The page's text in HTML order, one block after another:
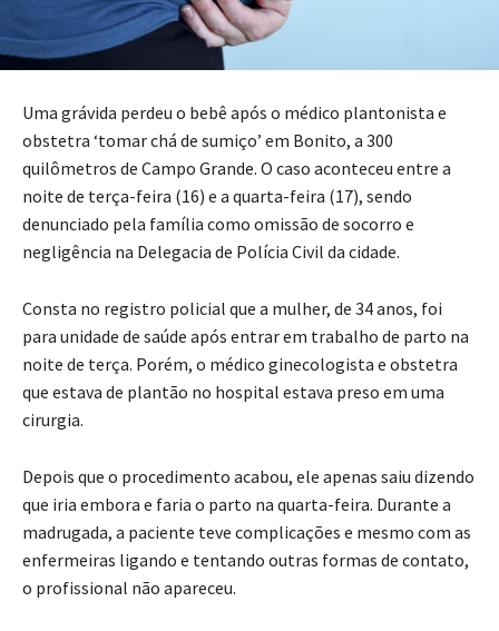
Uma grávida perdeu o bebê após o médico plantonista e
obstetra ‘tomar chá de sumiço’ em Bonito, a 300
quilômetros de Campo Grande. O caso aconteceu entre a
noite de terça-feira (16) e a quarta-feira (17), sendo
denunciado pela família como omissão de socorro e
negligência na Delegacia de Polícia Civil da cidade.
Consta no registro policial que a mulher, de 34 anos, foi
para unidade de saúde após entrar em trabalho de parto na
noite de terça. Porém, o médico ginecologista e obstetra
que estava de plantão no hospital estava preso em uma
cirurgia.
Depois que o procedimento acabou, ele apenas saiu dizendo
que iria embora e faria o parto na quarta-feira. Durante a
madrugada, a paciente teve complicações e mesmo com as
enfermeiras ligando e tentando outras formas de contato,
o profissional não apareceu.